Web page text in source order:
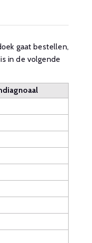
gaat bestellen,
in de volgende